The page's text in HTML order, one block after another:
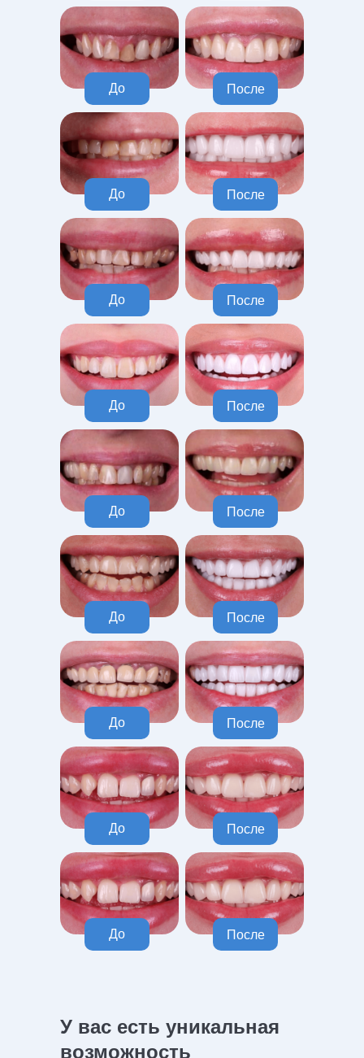
После
До
После
До
После
До
После
До
После
До
После
До
После
До
После
До
После
До
У вас есть уникальная
возможность